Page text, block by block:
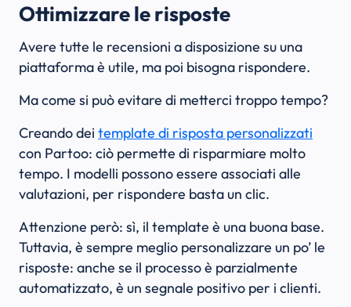
Ottimizzare le risposte
Avere tutte le recensioni a disposizione su una
piattaforma è utile, ma poi bisogna rispondere.
Ma come si può evitare di metterci troppo tempo?
Creando dei template di risposta personalizzati
con Partoo: ciò permette di risparmiare molto
tempo. I modelli possono essere associati alle
valutazioni, per rispondere basta un clic.
Attenzione però: sì, il template è una buona base.
Tuttavia, è sempre meglio personalizzare un po’ le
risposte: anche se il processo è parzialmente
automatizzato, è un segnale positivo per i clienti.